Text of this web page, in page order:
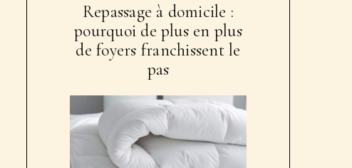
Repassage à domicile :
pourquoi de plus en plus
de foyers franchissent le
pas